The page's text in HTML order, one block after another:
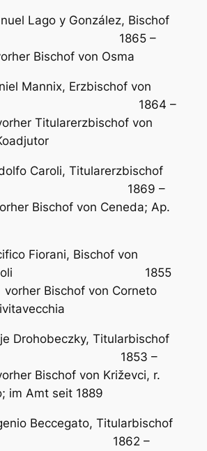
Lago y González, Bischof
1865 –
Bischof von Osma
Mannix, Erzbischof von
1864 –
Titularerzbischof von
Caroli, Titularerzbischof
1869 –
Bischof von Ceneda; Ap.
Fiorani, Bischof von
e Cingoli 1855
Bischof von Corneto
Drohobeczky, Titularbischof
1853 –
Bischof von Križevci, r.
im Amt seit 1889
Beccegato, Titularbischof
1862 –